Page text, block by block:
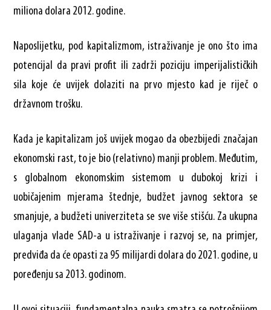
miliona dolara 2012. godine.
Naposlijetku, pod kapitalizmom, istraživanje je ono što ima
potencijal da pravi profit ili zadrži poziciju imperijalističkih
sila koje će uvijek dolaziti na prvo mjesto kad je riječ o
državnom trošku.
Kada je kapitalizam još uvijek mogao da obezbijedi značajan
ekonomski rast, to je bio (relativno) manji problem. Međutim,
s globalnom ekonomskim sistemom u dubokoj krizi i
uobičajenim mjerama štednje, budžet javnog sektora se
smanjuje, a budžeti univerziteta se sve više stišću. Za ukupna
ulaganja vlade SAD-a u istraživanje i razvoj se, na primjer,
predviđa da će opasti za 95 milijardi dolara do 2021. godine, u
poređenju sa 2013. godinom.